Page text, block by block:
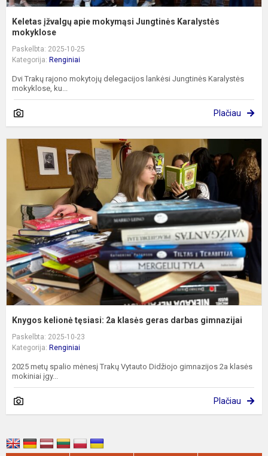
Keletas įžvalgų apie mokymąsi Jungtinės Karalystės
mokyklose
Paskelbta: 2025-10-25
Kategorija: Renginiai
Dvi Trakų rajono mokytojų delegacijos lankėsi Jungtinės Karalystės
mokyklose, ku...
Plačiau
Knygos kelionė tęsiasi: 2a klasės geras darbas gimnazijai
Paskelbta: 2025-10-23
Kategorija: Renginiai
2025 metų spalio mėnesį Trakų Vytauto Didžiojo gimnazijos 2a klasės
mokiniai įgy...
Plačiau